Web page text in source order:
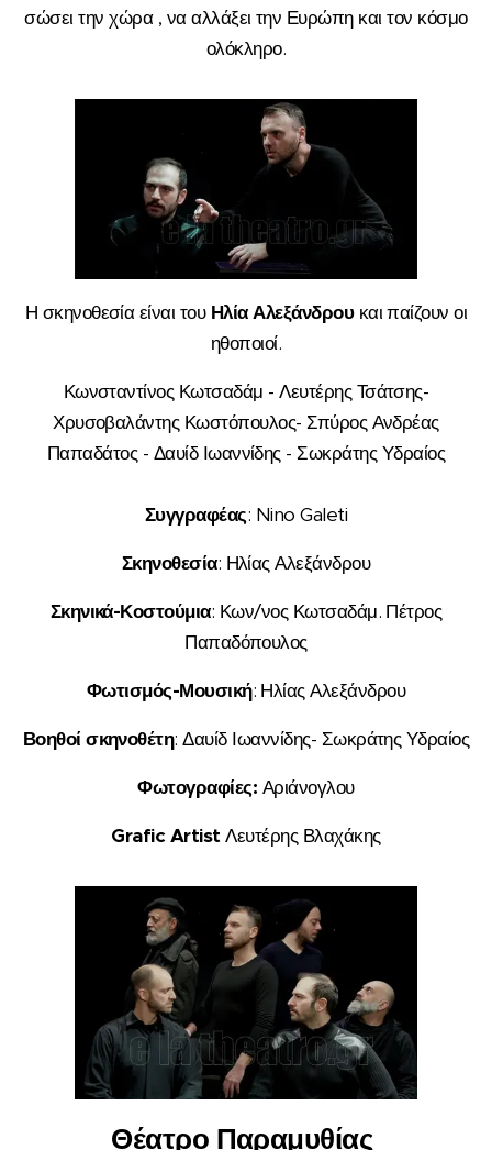
σώσει την χώρα , να αλλάξει την Ευρώπη και τον κόσμο
ολόκληρο.
Η σκηνοθεσία είναι τουΗλία Αλεξάνδρουκαι παίζουν οι
ηθοποιοί.
Κωνσταντίνος Κωτσαδάμ - Λευτέρης Τσάτσης-
Χρυσοβαλάντης Κωστόπουλος- Σπύρος Ανδρέας
Παπαδάτος - Δαυίδ Ιωαννίδης - Σωκράτης Υδραίος
Συγγραφέας: Nino Galeti
Σκηνοθεσία: Ηλίας Αλεξάνδρου
Σκηνικά-Κοστούμια: Κων/νος Κωτσαδάμ. Πέτρος
Παπαδόπουλος
Φωτισμός-Μουσική: Ηλίας Αλεξάνδρου
Βοηθοί σκηνοθέτη: Δαυίδ Ιωαννίδης- Σωκράτης Υδραίος
Φωτογραφίες: Αριάνογλου
Grafic ArtistΛευτέρης Βλαχάκης
Θέατρο Παραμυθίας